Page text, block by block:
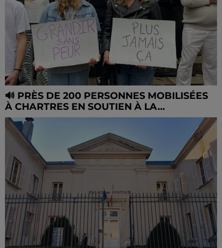
🔊 PRÈS DE 200 PERSONNES MOBILISÉES
À CHARTRES EN SOUTIEN À LA...